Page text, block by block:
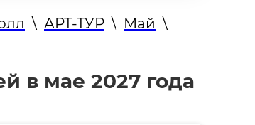
\ АРТ-ТУР \ Май \
в мае 2027 года